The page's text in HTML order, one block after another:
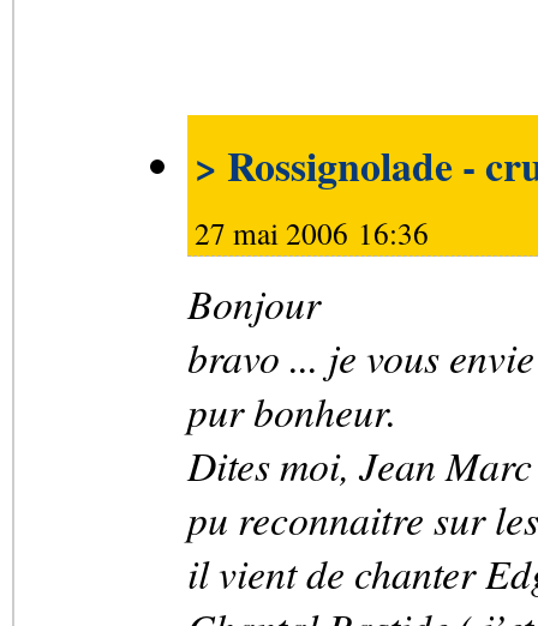
> Rossignolade -
27 mai 2006 16:36
Bonjour
bravo ... je vous
pur bonheur.
Dites moi, Jean
pu reconnaitre sur
il vient de chanter